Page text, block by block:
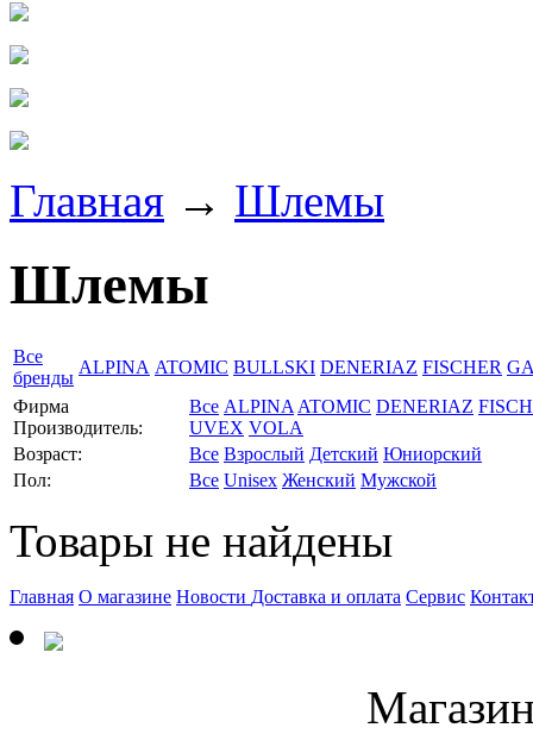
Главная → Шлемы
Шлемы
Все
бренды
ALPINA ATOMIC BULLSKI DENERIAZ FISCHER
Фирма
Производитель:
Все ALPINA ATOMIC DENERIAZ
UVEX VOLA
Возраст:
Все Взрослый Детский Юниорский
Пол:
Все Unisex Женский Мужской
Товары не найдены
Главная О магазине Новости Доставка и оплата Сервис